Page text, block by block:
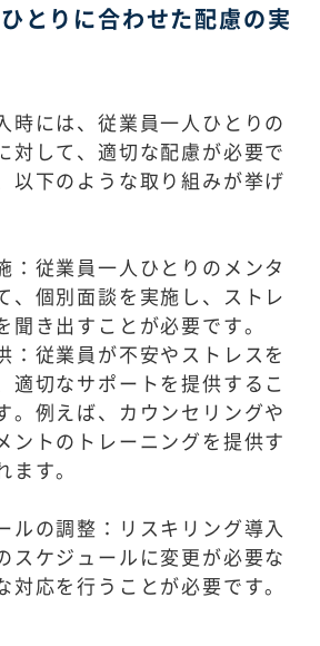
とりに合わせた配慮の実
時には、従業員一人ひとりの
対して、適切な配慮が必要で
以下のような取り組みが挙げ
：従業員一人ひとりのメンタ
、個別面談を実施し、ストレ
聞き出すことが必要です。
：従業員が不安やストレスを
適切なサポートを提供するこ
。例えば、カウンセリングや
ントのトレーニングを提供す
す。
ルの調整：リスキリング導入
スケジュールに変更が必要な
対応を行うことが必要です。